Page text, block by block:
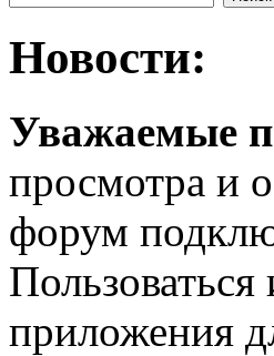
Новости:
Уважаемые
просмотра и
форум
приложения